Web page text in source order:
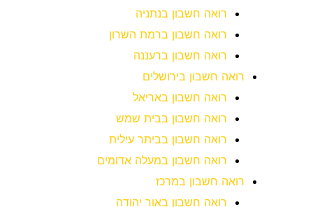
רואה חשבון בנתניה
רואה חשבון ברמת השרון
רואה חשבון ברעננה
רואה חשבון בירושלים
רואה חשבון באריאל
רואה חשבון בבית שמש
רואה חשבון בביתר עילית
רואה חשבון במעלה אדומים
רואה חשבון במרכז
רואה חשבון באור יהודה